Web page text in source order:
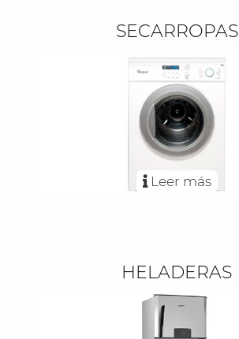
SECARROPAS
Leer más
HELADERAS